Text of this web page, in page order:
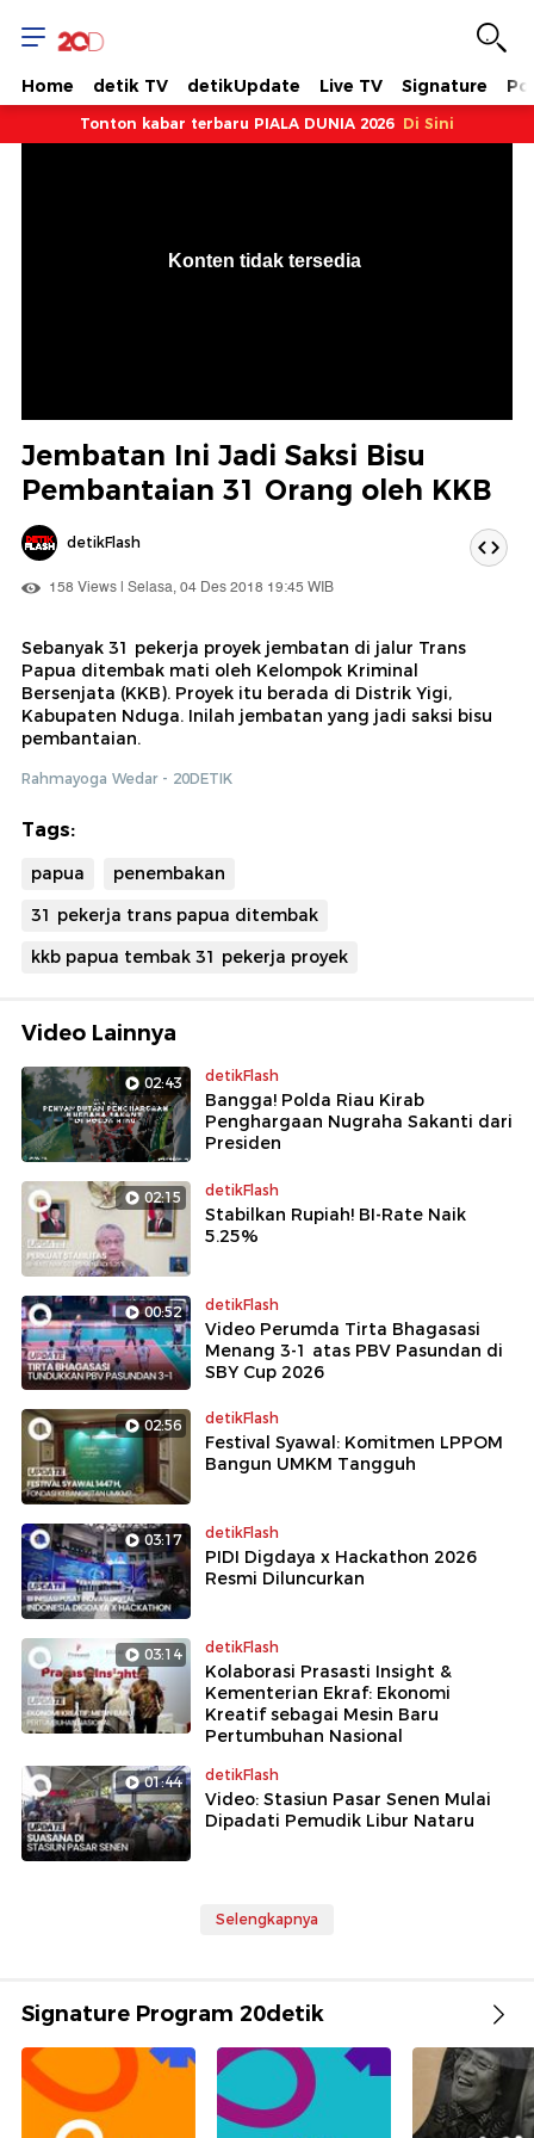
Home detik TV detikUpdate Live TV Signature
Tonton kabar terbaru PIALA DUNIA 2026 Di Sini
Konten tidak tersedia
Jembatan Ini Jadi Saksi Bisu
Pembantaian 31 Orang oleh KKB
detikFlash
158 Views | Selasa, 04 Des 2018 19:45 WIB
Sebanyak 31 pekerja proyek jembatan di jalur Trans
Papua ditembak mati oleh Kelompok Kriminal
Bersenjata (KKB). Proyek itu berada di Distrik Yigi,
Kabupaten Nduga. Inilah jembatan yang jadi saksi bisu
pembantaian.
Rahmayoga Wedar - 20DETIK
Tags:
papua
penembakan
31 pekerja trans papua ditembak
kkb papua tembak 31 pekerja proyek
Video Lainnya
02:43 detikFlash
Bangga! Polda Riau Kirab
Penghargaan Nugraha Sakanti dari
Presiden
02:15 detikFlash
Stabilkan Rupiah! BI-Rate Naik
5.25%
00:52 detikFlash
Video Perumda Tirta Bhagasasi
Menang 3-1 atas PBV Pasundan di
SBY Cup 2026
02:56 detikFlash
Festival Syawal: Komitmen LPPOM
Bangun UMKM Tangguh
03:17 detikFlash
PIDI Digdaya x Hackathon 2026
Resmi Diluncurkan
03:14 detikFlash
Kolaborasi Prasasti Insight &
Kementerian Ekraf: Ekonomi
Kreatif sebagai Mesin Baru
Pertumbuhan Nasional
01:44 detikFlash
Video: Stasiun Pasar Senen Mulai
Dipadati Pemudik Libur Nataru
Selengkapnya
Signature Program 20detik